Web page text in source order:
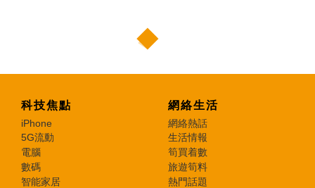
科技焦點
iPhone
5G流動
電腦
數碼
智能家居
網絡生活
網絡熱話
生活情報
筍買着數
旅遊筍料
熱門話題